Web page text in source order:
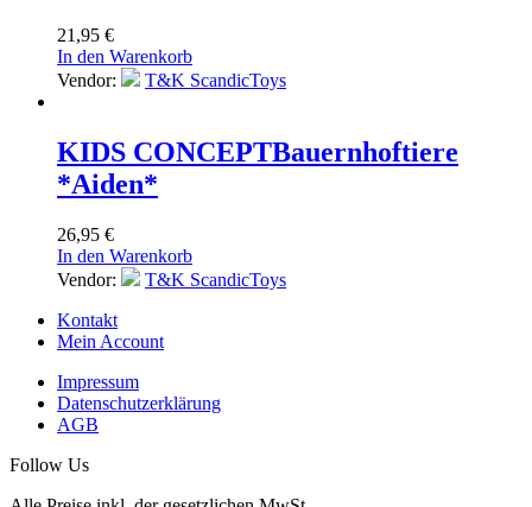
21,95 €
In den Warenkorb
Vendor:
T&K ScandicToys
KIDS CONCEPTBauernhoftiere
*Aiden*
26,95 €
In den Warenkorb
Vendor:
T&K ScandicToys
Kontakt
Mein Account
Impressum
Datenschutzerklärung
AGB
Follow Us